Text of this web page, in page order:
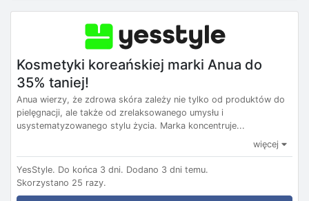
Kosmetyki koreańskiej marki Anua do
35% taniej!
Anua wierzy, że zdrowa skóra zależy nie tylko od produktów do
pielęgnacji, ale także od zrelaksowanego umysłu i
usystematyzowanego stylu życia. Marka koncentruje...
więcej
YesStyle. Do końca 3 dni. Dodano 3 dni temu.
Skorzystano 25 razy.